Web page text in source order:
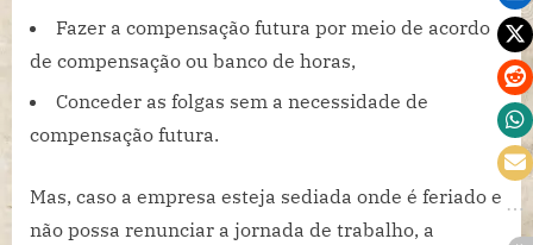
Fazer a compensação futura por meio de acordo
de compensação ou banco de horas,
Conceder as folgas sem a necessidade de
compensação futura.
Mas, caso a empresa esteja sediada onde é feriado e
não possa renunciar a jornada de trabalho, a